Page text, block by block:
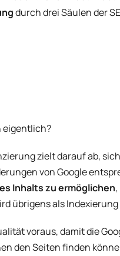
durch drei Säulen der
eigentlich?
zielt darauf ab,
von Google
Inhalts zu ermöglichen
übrigens als
voraus, damit die
den Seiten finden